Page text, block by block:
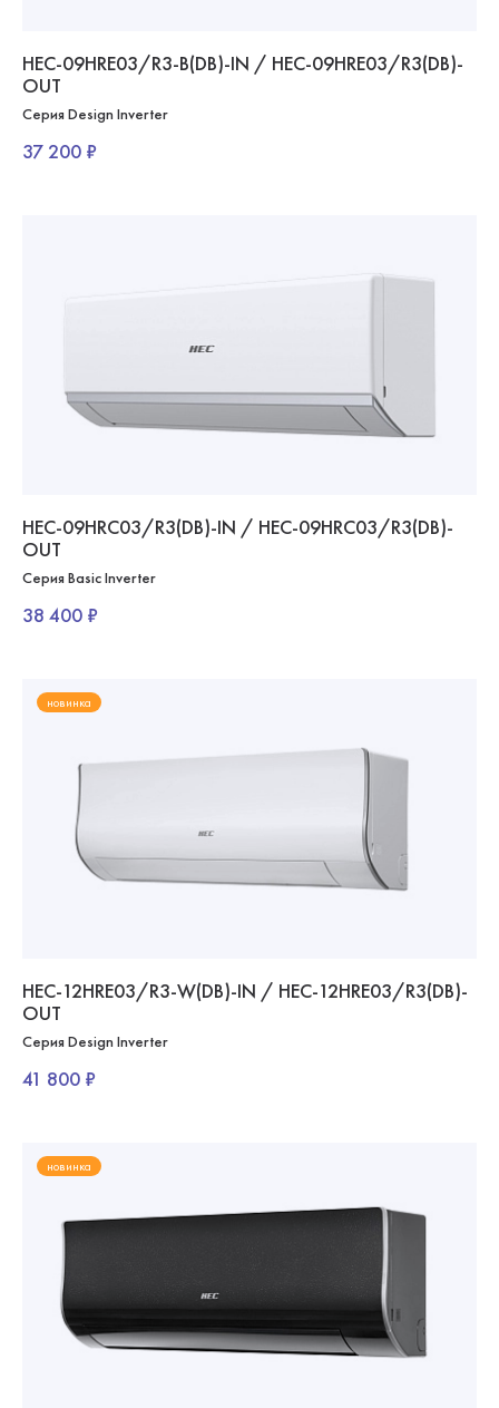
HEC-09HRE03/R3-B(DB)-IN / HEC-09HRE03/R3(DB)-
OUT
Серия Design Inverter
37 200 ₽
HEC-09HRC03/R3(DB)-IN / HEC-09HRC03/R3(DB)-
OUT
Серия Basic Inverter
38 400 ₽
новинка
HEC-12HRE03/R3-W(DB)-IN / HEC-12HRE03/R3(DB)-
OUT
Серия Design Inverter
41 800 ₽
новинка